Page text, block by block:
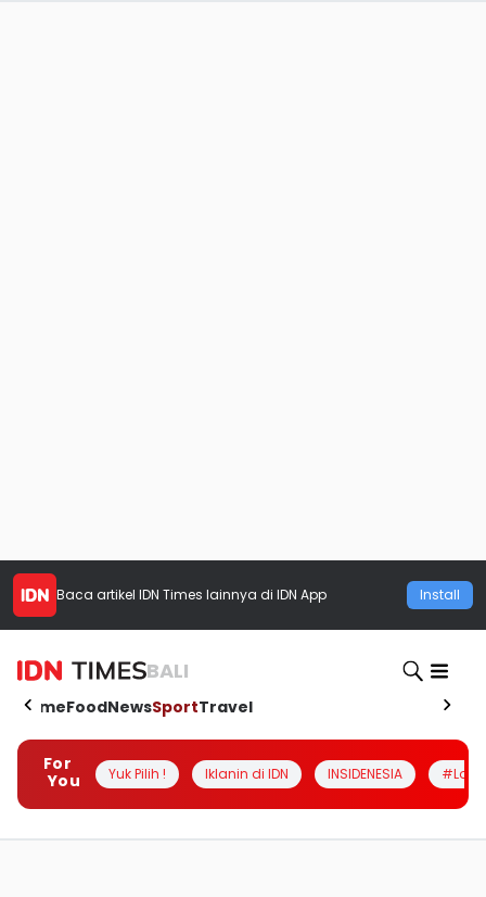
Baca artikel IDN Times lainnya di IDN App Install
BALI
HomeFoodNewsSportTravel
For
You
Yuk Pilih ! Iklanin di IDN INSIDENESIA